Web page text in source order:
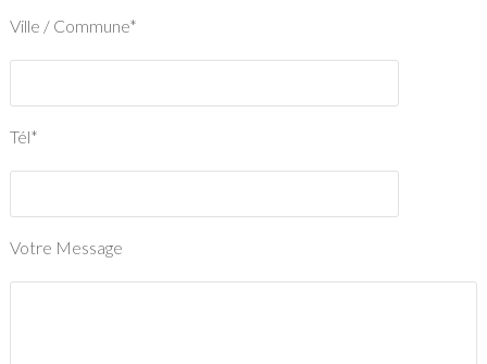
Ville / Commune*
Tél*
Votre Message